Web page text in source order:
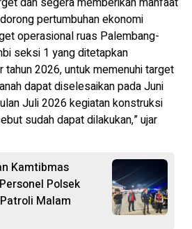
pertumbuhan ekonomi
operasional ruas Palembang-
seksi 1 yang ditetapkan
tahun 2026, untuk memenuhi target
dapat diselesaikan pada Juni
Juli 2026 kegiatan konstruksi
sudah dapat dilakukan,” ujar
Kamtibmas
Polsek
Malam